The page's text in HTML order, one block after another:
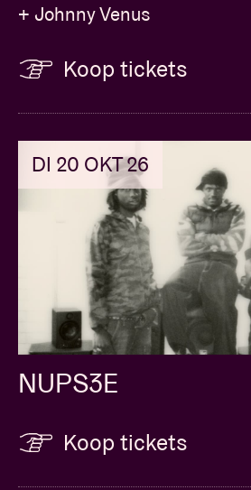
+ Johnny Venus
Koop tickets
DI 20 OKT 26
NUPS3E
Koop tickets